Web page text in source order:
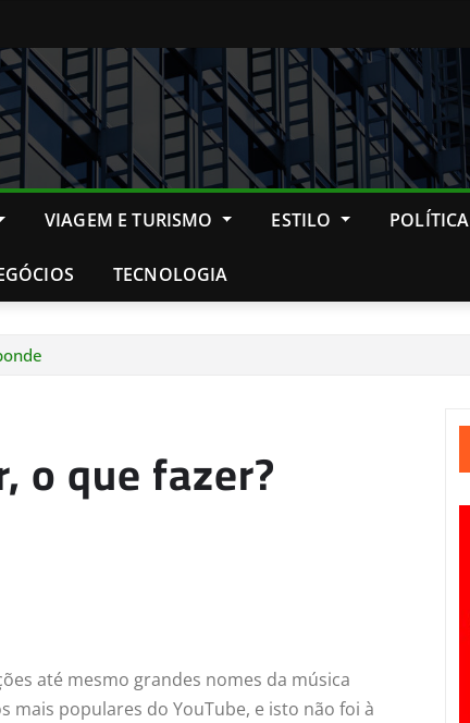
VIAGEM E TURISMO ESTILO POLÍTICA
TECNOLOGIA
o que fazer?
até mesmo grandes nomes da música
mais populares do YouTube, e isto não foi à